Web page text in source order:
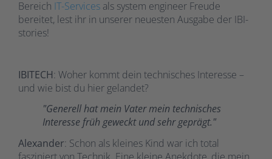
Bereich IT-Services als system engineer Freude
bereitet, lest ihr in unserer neuesten Ausgabe der IBI-
stories!
IBITECH: Woher kommt dein technisches Interesse –
und wie bist du hier gelandet?
"Generell hat mein Vater mein technisches
Interesse früh geweckt und sehr geprägt."
Alexander: Schon als kleines Kind war ich total
fasziniert von Technik. Eine kleine Anekdote, die mein